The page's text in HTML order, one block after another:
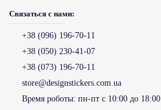
Связаться с нами:
+38 (096) 196-70-11
+38 (050) 230-41-07
+38 (073) 196-70-11
store@designstickers.com.ua
Время роботы: пн-пт с 10:00 до 18:00